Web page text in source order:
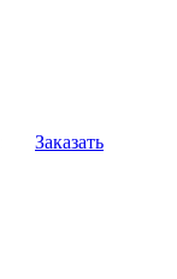
Заказать